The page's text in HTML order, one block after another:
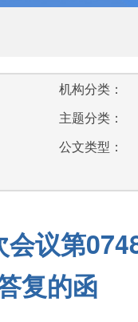
机构分类：
主题分类：
公文类型：
议第
复的函